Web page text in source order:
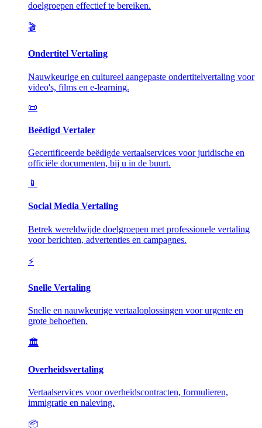
doelgroepen effectief te bereiken.
🎬
Ondertitel Vertaling
Nauwkeurige en cultureel aangepaste ondertitelvertaling voor
video's, films en e-learning.
📜
Beëdigd Vertaler
Gecertificeerde beëdigde vertaalservices voor juridische en
officiële documenten, bij u in de buurt.
📱
Social Media Vertaling
Betrek wereldwijde doelgroepen met professionele vertaling
voor berichten, advertenties en campagnes.
⚡
Snelle Vertaling
Snelle en nauwkeurige vertaaloplossingen voor urgente en
grote behoeften.
🏛️
Overheidsvertaling
Vertaalservices voor overheidscontracten, formulieren,
immigratie en naleving.
📦